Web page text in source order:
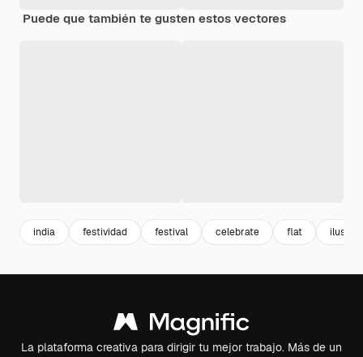
Puede que también te gusten estos vectores
india festividad festival celebrate flat
La plataforma creativa para dirigir tu mejor trabajo. Más de un